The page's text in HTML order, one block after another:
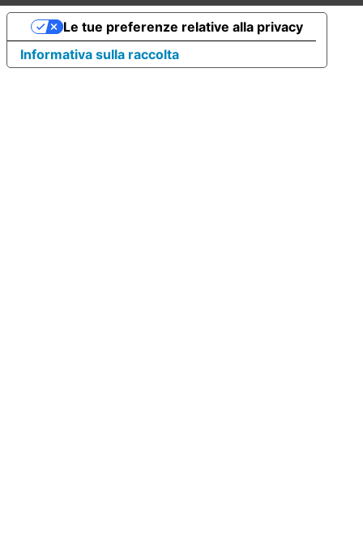
Informativa sulla raccolta
Le tue preferenze relative alla privacy